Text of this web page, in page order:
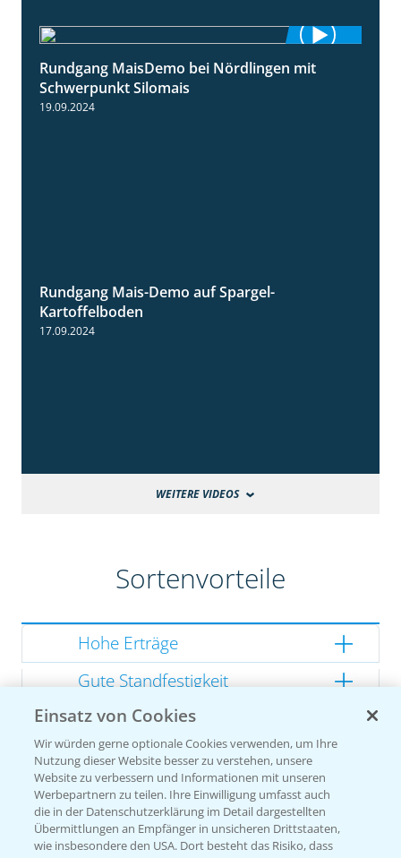
10:51
Rundgang MaisDemo bei Nördlingen mit
Schwerpunkt Silomais
19.09.2024
Rundgang Mais-Demo auf Spargel-
Kartoffelboden
WEITERE VIDEOS
Sortenvorteile
Hohe Erträge
Gute Standfestigkeit
Gutes Dry Down
Gesunde Kolben
Sorteneinstufung nach
Einsatz von Cookies
Wir würden gerne optionale Cookies verwenden, um Ihre
Nutzung dieser Website besser zu verstehen, unsere
Website zu verbessern und Informationen mit unseren
Werbepartnern zu teilen. Ihre Einwilligung umfasst auch
die in der Datenschutzerklärung im Detail dargestellten
Übermittlungen an Empfänger in unsicheren Drittstaaten,
wie insbesondere den USA. Dort besteht das Risiko, dass